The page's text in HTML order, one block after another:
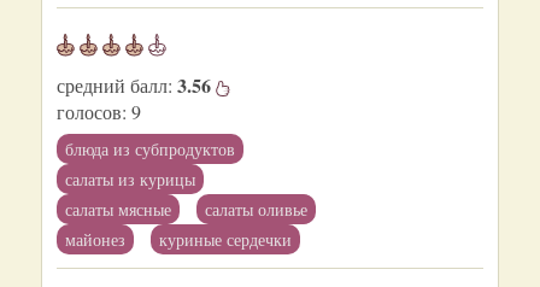
средний балл: 3.56
голосов: 9
блюда из субпродуктов
салаты из курицы
салаты мясные
салаты оливье
майонез
куриные сердечки